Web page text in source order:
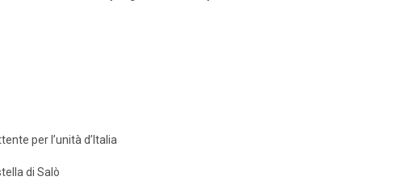
per l’unità d’Italia
di Salò